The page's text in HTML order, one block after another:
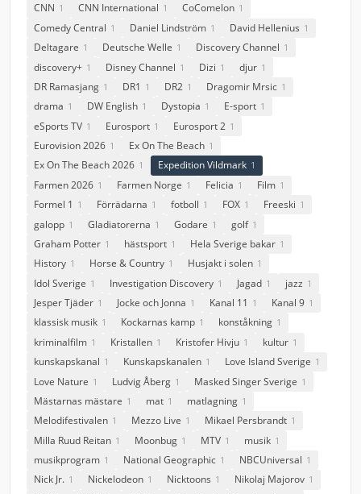
CNN 1 CNN International 1 CoComelon 1
Comedy Central 1 Daniel Lindström 1 David Hellenius 1
Deltagare 1 Deutsche Welle 1 Discovery Channel 1
discovery+ 1 Disney Channel 1 Dizi 1 djur 1
DR Ramasjang 1 DR1 1 DR2 1 Dragomir Mrsic 1
drama 1 DW English 1 Dystopia 1 E-sport 1
eSports TV 1 Eurosport 1 Eurosport 2 1
Eurovision 2026 1 Ex On The Beach 1
Ex On The Beach 2026 1 Expedition Vildmark 1
Farmen 2026 1 Farmen Norge 1 Felicia 1 Film 1
Formel 1 1 Förrädarna 1 fotboll 1 FOX 1 Freeski 1
galopp 1 Gladiatorerna 1 Godare 1 golf 1
Graham Potter 1 hästsport 1 Hela Sverige bakar 1
History 1 Horse & Country 1 Husjakt i solen 1
Idol Sverige 1 Investigation Discovery 1 Jagad 1 jazz 1
Jesper Tjäder 1 Jocke och Jonna 1 Kanal 11 1 Kanal 9 1
klassisk musik 1 Kockarnas kamp 1 konståkning 1
kriminalfilm 1 Kristallen 1 Kristofer Hivju 1 kultur 1
kunskapskanal 1 Kunskapskanalen 1 Love Island Sverige 1
Love Nature 1 Ludvig Åberg 1 Masked Singer Sverige 1
Mästarnas mästare 1 mat 1 matlagning 1
Melodifestivalen 1 Mezzo Live 1 Mikael Persbrandt 1
Milla Ruud Reitan 1 Moonbug 1 MTV 1 musik 1
musikprogram 1 National Geographic 1 NBCUniversal 1
Nick Jr. 1 Nickelodeon 1 Nicktoons 1 Nikolaj Majorov 1